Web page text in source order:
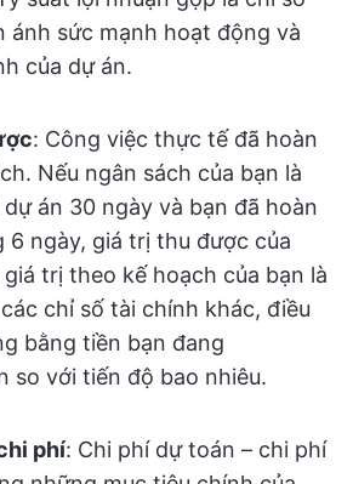
ánh sức mạnh hoạt động và
của dự án.
: Công việc thực tế đã hoàn
Nếu ngân sách của bạn là
án 30 ngày và bạn đã hoàn
6 ngày, giá trị thu được của
trị theo kế hoạch của bạn là
chỉ số tài chính khác, điều
bằng tiền bạn đang
so với tiến độ bao nhiêu.
phí: Chi phí dự toán – chi phí